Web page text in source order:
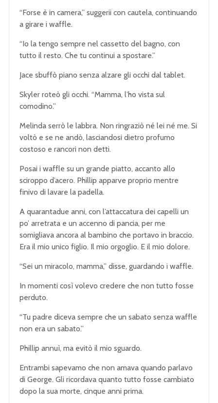
“Forse è in camera,” suggerii con cautela, continuando
a girare i waffle.
“Io la tengo sempre nel cassetto del bagno, con
tutto il resto. Che tu continui a spostare.”
Jace sbuffò piano senza alzare gli occhi dal tablet.
Skyler roteò gli occhi. “Mamma, l’ho vista sul
comodino.”
Melinda serrò le labbra. Non ringraziò né lei né me. Si
voltò e se ne andò, lasciandosi dietro profumo
costoso e rancori non detti.
Posai i waffle su un grande piatto, accanto allo
sciroppo d’acero. Phillip apparve proprio mentre
finivo di lavare la padella.
A quarantadue anni, con l’attaccatura dei capelli un
po’ arretrata e un accenno di pancia, per me
somigliava ancora al bambino che portavo in braccio.
Era il mio unico figlio. Il mio orgoglio. E il mio dolore.
“Sei un miracolo, mamma,” disse, guardando i waffle.
In momenti così volevo credere che non tutto fosse
perduto.
“Tu padre diceva sempre che un sabato senza waffle
non era un sabato.”
Phillip annuì, ma evitò il mio sguardo.
Entrambi sapevamo che non amava quando parlavo
di George. Gli ricordava quanto tutto fosse cambiato
dopo la sua morte, cinque anni prima.